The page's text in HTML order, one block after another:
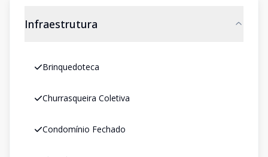
Infraestrutura
Brinquedoteca
Churrasqueira Coletiva
Condomínio Fechado